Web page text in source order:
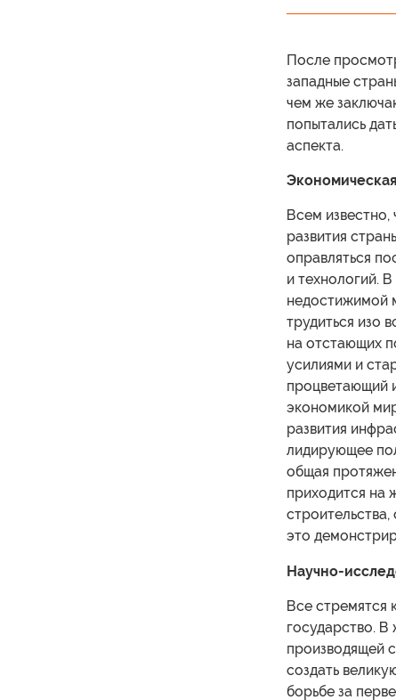
После
западные
чем же
попытались
аспекта.
Всем
развития
оправляться
и технологий.
недостижимой
трудиться изо
на отстающих
усилиями и
процветающий
экономикой
развития
лидирующее
общая
приходится на
это
Научно-
Все стремятся
государство. В
производящей
создать
борьбе за